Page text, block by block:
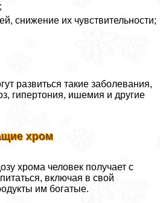
снижение их чувствительности;
развиться такие заболевания,
гипертония, ишемия и другие
хром
хрома человек получает с
включая в свой
им богатые.